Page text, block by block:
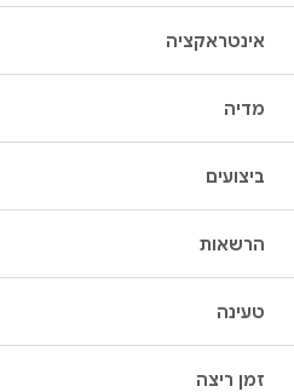
אינטראקציה
מדיה
ביצועים
הרשאות
טעינה
זמן ריצה